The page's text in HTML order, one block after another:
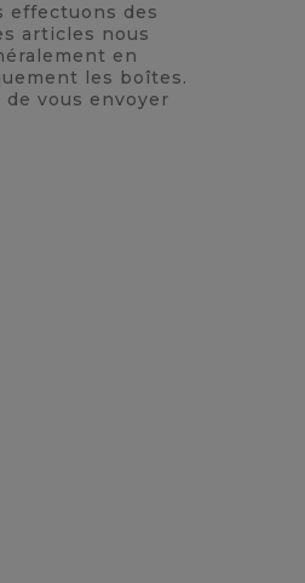
effectuons des
articles nous
en
les boîtes.
vous envoyer